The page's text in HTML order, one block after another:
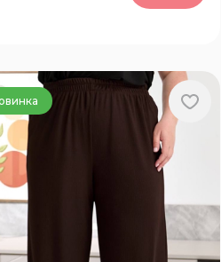
62, 64, 66, 68, 70, 72, 74, 76